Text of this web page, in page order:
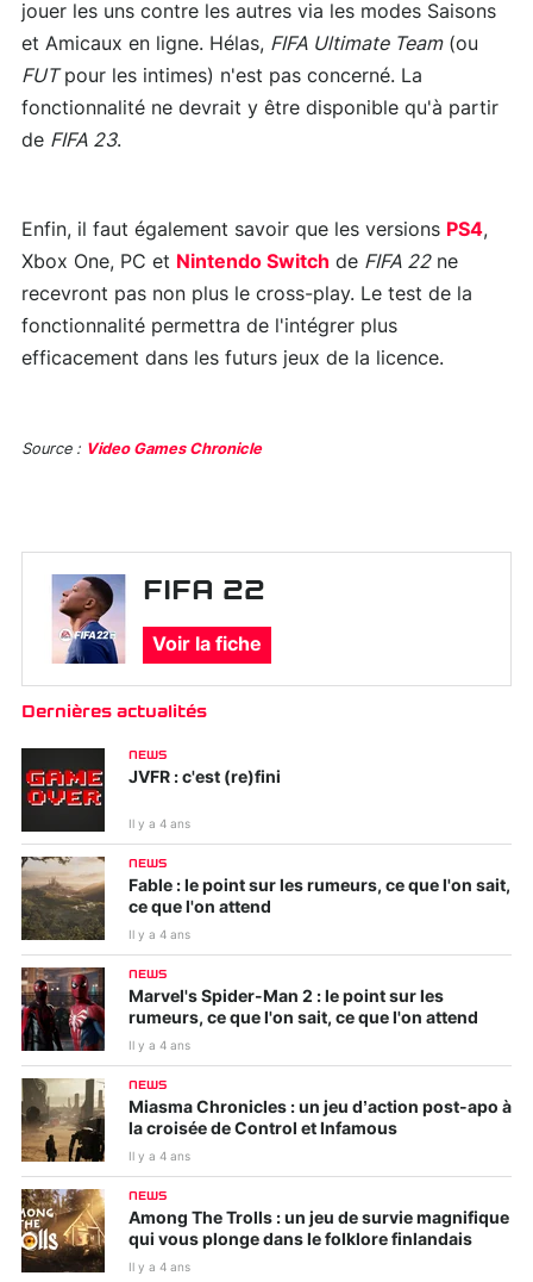
jouer les uns contre les autres via les modes Saisons
et Amicaux en ligne. Hélas, FIFA Ultimate Team(ou
FUTpour les intimes) n'est pas concerné. La
fonctionnalité ne devrait y être disponible qu'à partir
de FIFA 23.
Enfin, il faut également savoir que les versions PS4,
Xbox One, PC et Nintendo Switch de FIFA 22ne
recevront pas non plus le cross-play. Le test de la
fonctionnalité permettra de l'intégrer plus
efficacement dans les futurs jeux de la licence.
Source : Video Games Chronicle
FIFA 22
Voir la fiche
Dernières actualités
NEWS
JVFR : c'est (re)fini
Il y a 4 ans
NEWS
Fable : le point sur les rumeurs, ce que l'on sait,
ce que l'on attend
Il y a 4 ans
NEWS
Marvel's Spider-Man 2 : le point sur les
rumeurs, ce que l'on sait, ce que l'on attend
Il y a 4 ans
NEWS
Miasma Chronicles : un jeu d’action post-apo à
la croisée de Control et Infamous
Il y a 4 ans
NEWS
Among The Trolls : un jeu de survie magnifique
qui vous plonge dans le folklore finlandais
Il y a 4 ans